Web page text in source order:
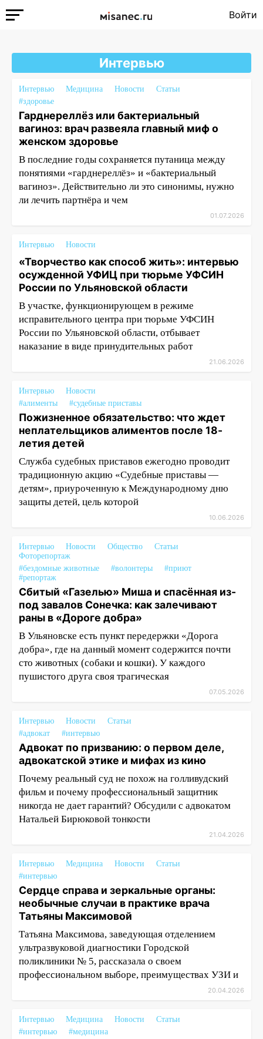
Войти
Интервью
Интервью Медицина Новости
Статьи
#здоровье
Гарднереллёз или бактериальный
вагиноз: врач развеяла главный миф о
женском здоровье
В последние годы сохраняется путаница между
понятиями «гарднереллëз» и «бактериальный
вагиноз». Действительно ли это синонимы, нужно
ли лечить партнёра и чем
01.07.2026
Интервью Новости
«Творчество как способ жить»: интервью
осужденной УФИЦ при тюрьме УФСИН
России по Ульяновской области
В участке, функционирующем в режиме
исправительного центра при тюрьме УФСИН
России по Ульяновской области, отбывает
наказание в виде принудительных работ
21.06.2026
Интервью
Новости
#алименты
#судебные приставы
Пожизненное обязательство: что ждет
неплательщиков алиментов после 18-
летия детей
Служба судебных приставов ежегодно проводит
традиционную акцию «Судебные приставы —
детям», приуроченную к Международному дню
защиты детей, цель которой
10.06.2026
Интервью Новости Общество
Статьи
Фоторепортаж
#бездомные животные
#волонтеры
#приют
#репортаж
Сбитый «Газелью» Миша и спасённая из-
под завалов Сонечка: как залечивают
раны в «Дороге добра»
В Ульяновске есть пункт передержки «Дорога
добра», где на данный момент содержится почти
сто животных (собаки и кошки). У каждого
пушистого друга своя трагическая
07.05.2026
Интервью Новости
Статьи
#адвокат
#интервью
Адвокат по призванию: о первом деле,
адвокатской этике и мифах из кино
Почему реальный суд не похож на голливудский
фильм и почему профессиональный защитник
никогда не дает гарантий? Обсудили с адвокатом
Натальей Бирюковой тонкости
21.04.2026
Интервью Медицина Новости
Статьи
#интервью
Сердце справа и зеркальные органы:
необычные случаи в практике врача
Татьяны Максимовой
Татьяна Максимова, заведующая отделением
ультразвуковой диагностики Городской
поликлиники № 5, рассказала о своем
профессиональном выборе, преимуществах УЗИ и
20.04.2026
Интервью Медицина Новости
Статьи
#интервью
#медицина